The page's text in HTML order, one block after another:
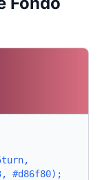
#d86f80);